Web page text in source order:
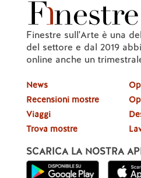
Finestre sull'Arte è una
del settore e dal 2019
online anche un
News
Recensioni mostre
Viaggi
Trova mostre
SCARICA LA NOSTRA